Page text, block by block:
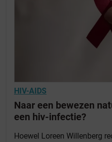
HIV-AIDS
Naar een bewezen
een hiv-infectie?
Hoewel Loreen Willenberg